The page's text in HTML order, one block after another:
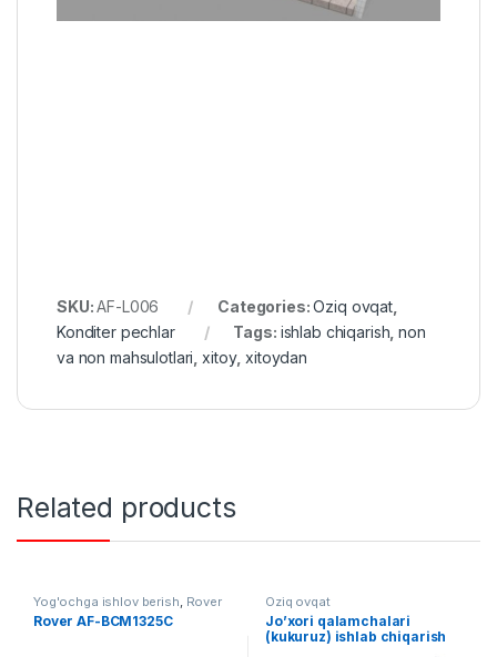
SKU:AF-L006 Categories:Oziq ovqat
Konditer pechlar
Tags: ishlab chiqarish ,non
va non mahsulotlari ,xitoy,xitoydan
Related products
Yog'ochga ishlov berish Rover
Rover AF-BCM1325C
Oziq ovqat
Jo’xori qalamchalari
(kukuruz) ishlab chiqarish